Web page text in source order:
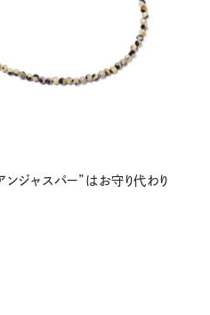
ンジャスパー”はお守り代わり